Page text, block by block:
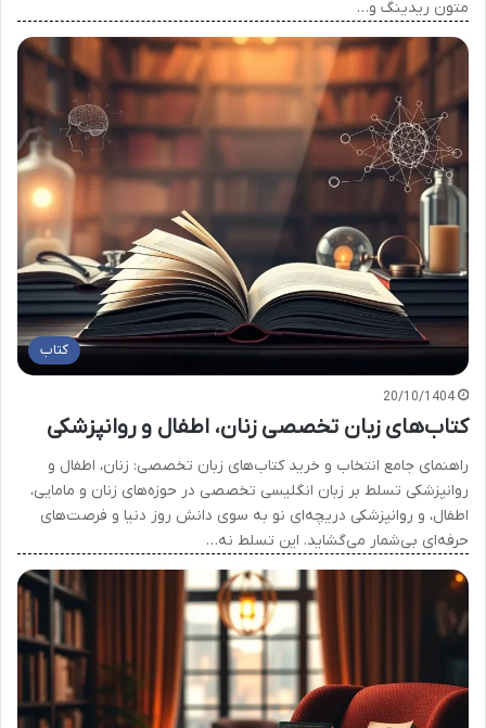
متون ریدینگ و…
کتاب
20/10/1404
کتاب‌های زبان تخصصی زنان، اطفال و روانپزشکی
راهنمای جامع انتخاب و خرید کتاب‌های زبان تخصصی: زنان، اطفال و
روانپزشکی تسلط بر زبان انگلیسی تخصصی در حوزه‌های زنان و مامایی،
اطفال، و روانپزشکی دریچه‌ای نو به سوی دانش روز دنیا و فرصت‌های
حرفه‌ای بی‌شمار می‌گشاید. این تسلط نه…